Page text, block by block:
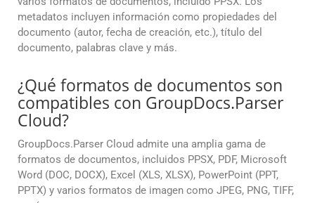
metadatos incluyen información como propiedades del
documento (autor, fecha de creación, etc.), título del
documento, palabras clave y más.
¿Qué formatos de documentos son
compatibles con GroupDocs.Parser
Cloud?
GroupDocs.Parser Cloud admite una amplia gama de
formatos de documentos, incluidos PPSX, PDF, Microsoft
Word (DOC, DOCX), Excel (XLS, XLSX), PowerPoint (PPT,
PPTX) y varios formatos de imagen como JPEG, PNG, TIFF,